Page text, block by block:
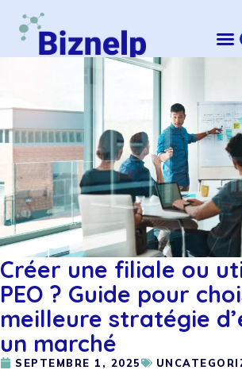
Créer une filiale ou
PEO ? Guide pour
meilleure stratégie
un marché
SEPTEMBRE 1, 2025